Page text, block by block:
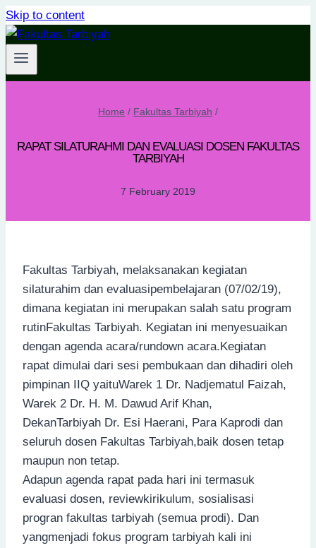
Skip to content
Home / Fakultas Tarbiyah /
RAPAT SILATURAHMI DAN EVALUASI DOSEN FAKULTAS
TARBIYAH
7 February 2019
Fakultas Tarbiyah, melaksanakan kegiatan
silaturahim dan evaluasipembelajaran (07/02/19),
dimana kegiatan ini merupakan salah satu program
rutinFakultas Tarbiyah. Kegiatan ini menyesuaikan
dengan agenda acara/rundown acara.Kegiatan
rapat dimulai dari sesi pembukaan dan dihadiri oleh
pimpinan IIQ yaituWarek 1 Dr. Nadjematul Faizah,
Warek 2 Dr. H. M. Dawud Arif Khan,
DekanTarbiyah Dr. Esi Haerani, Para Kaprodi dan
seluruh dosen Fakultas Tarbiyah,baik dosen tetap
maupun non tetap.
Adapun agenda rapat pada hari ini termasuk
evaluasi dosen, reviewkirikulum, sosialisasi
progran fakultas tarbiyah (semua prodi). Dan
yangmenjadi fokus program tarbiyah kali ini